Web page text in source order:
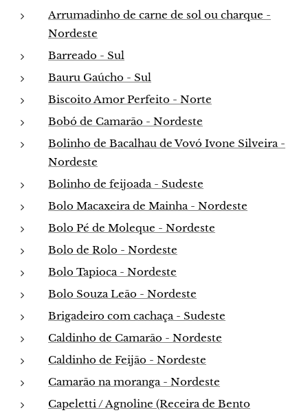
Arrumadinho de carne de sol ou charque -
Nordeste
Barreado - Sul
Bauru Gaúcho - Sul
Biscoito Amor Perfeito - Norte
Bobó de Camarão - Nordeste
Bolinho de Bacalhau de Vovó Ivone Silveira -
Nordeste
Bolinho de feijoada - Sudeste
Bolo Macaxeira de Mainha - Nordeste
Bolo Pé de Moleque - Nordeste
Bolo de Rolo - Nordeste
Bolo Tapioca - Nordeste
Bolo Souza Leão - Nordeste
Brigadeiro com cachaça - Sudeste
Caldinho de Camarão - Nordeste
Caldinho de Feijão - Nordeste
Camarão na moranga - Nordeste
Capeletti / Agnoline (Receira de Bento